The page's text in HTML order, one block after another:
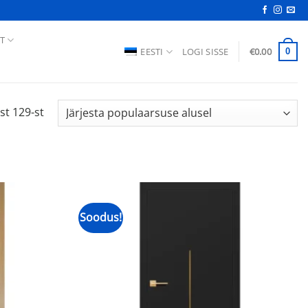
EESTI LOGI SISSE €0.00 0
129-stSorteeritud
populaarsuse
Soodus!